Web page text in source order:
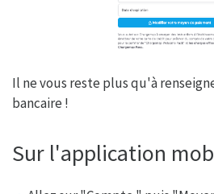
Il ne vous reste plus qu'à
bancaire !
Sur l'application